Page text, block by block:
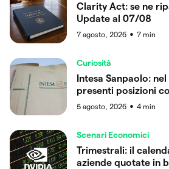
Clarity Act: se ne
Update al 07/08
7 agosto, 2026 ● 7 min
Curiosità
Intesa Sanpaolo:
presenti posizioni
5 agosto, 2026 ● 4 min
Scenari Economici
Trimestrali: il
aziende quotate in